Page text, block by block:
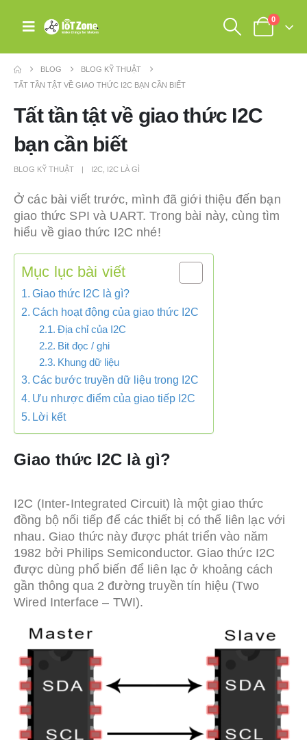
0
BLOG
BLOG KỸ THUẬT
TẤT TẦN TẬT VỀ GIAO THỨC I2C BẠN CẦN BIẾT
Tất tần tật về giao thức I2C
bạn cần biết
BLOG KỸ THUẬT I2C I2C LÀ GÌ
Ở các bài viết trước, mình đã giới thiệu đến bạn
giao thức SPI và UART. Trong bài này, cùng tìm
hiểu về giao thức I2C nhé!
Mục lục bài viết
Giao thức I2C là gì?
Cách hoạt động của giao thức I2C
Địa chỉ của I2C
Bit đọc / ghi
Khung dữ liệu
Các bước truyền dữ liệu trong I2C
Ưu nhược điểm của giao tiếp I2C
Lời kết
Giao thức I2C là gì?
I2C (Inter-Integrated Circuit) là một giao thức
đồng bộ nối tiếp để các thiết bị có thể liên lạc với
nhau. Giao thức này được phát triển vào năm
1982 bởi Philips Semiconductor. Giao thức I2C
được dùng phổ biến để liên lạc ở khoảng cách
gần thông qua 2 đường truyền tín hiệu (Two
Wired Interface – TWI).